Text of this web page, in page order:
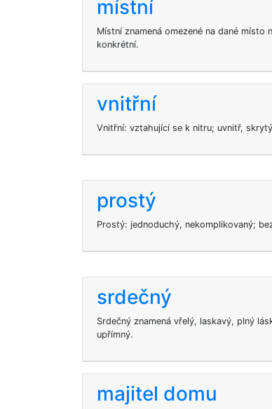
místní
Místní znamená omezené na dané
konkrétní.
vnitřní
Vnitřní: vztahující se k nitru; uvnitř,
prostý
Prostý: jednoduchý, nekomplikovaný;
srdečný
Srdečný znamená vřelý, laskavý, plný
upřímný.
majitel domu